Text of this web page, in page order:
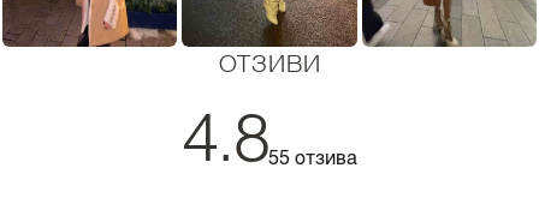
ОТЗИВИ
4.855 отзива